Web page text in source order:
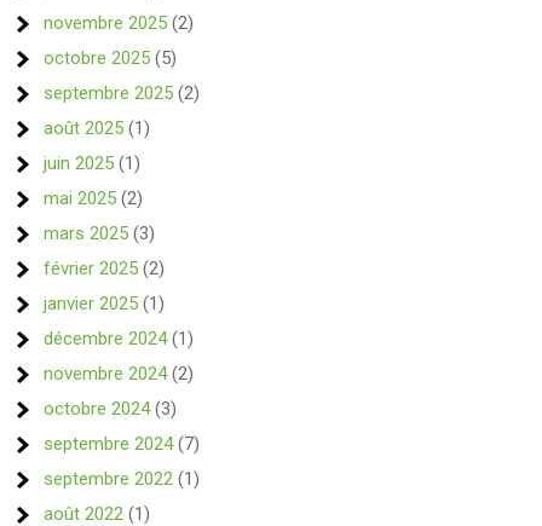
novembre 2025 (2)
octobre 2025 (5)
septembre 2025 (2)
août 2025 (1)
juin 2025 (1)
mai 2025 (2)
mars 2025 (3)
février 2025 (2)
janvier 2025 (1)
décembre 2024(1)
novembre 2024(2)
octobre 2024(3)
septembre 2024(7)
septembre 2022 (1)
août 2022 (1)